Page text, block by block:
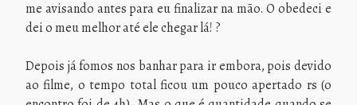
me avisando antes para eu finalizar na mão. O obedeci e
dei o meu melhor até ele chegar lá! ?
Depois já fomos nos banhar para ir embora, pois devido
ao filme, o tempo total ficou um pouco apertado rs (o